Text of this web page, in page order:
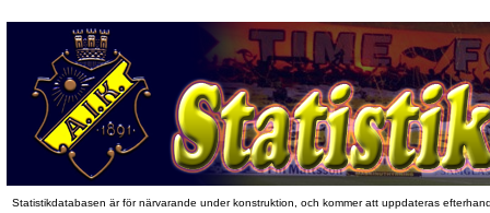
Statistikdatabasen är för närvarande under konstruktion, och kommer att uppdateras